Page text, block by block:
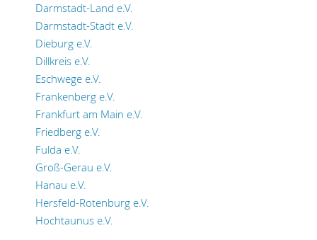
Darmstadt-Land e.V.
Darmstadt-Stadt e.V.
Dieburg e.V.
Dillkreis e.V.
Eschwege e.V.
Frankenberg e.V.
Frankfurt am Main e.V.
Friedberg e.V.
Fulda e.V.
Groß-Gerau e.V.
Hanau e.V.
Hersfeld-Rotenburg e.V.
Hochtaunus e.V.